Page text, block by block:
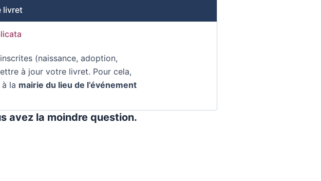
livret
(naissance, adoption,
à jour votre livret. Pour cela,
la mairie du lieu de l’événement
avez la moindre question.